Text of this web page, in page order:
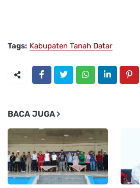
Tags: Kabupaten Tanah Datar
BACA JUGA